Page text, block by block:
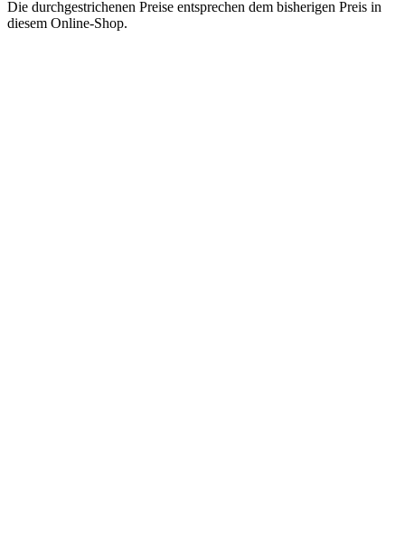
Die durchgestrichenen Preise entsprechen dem bisherigen Preis in
diesem Online-Shop.